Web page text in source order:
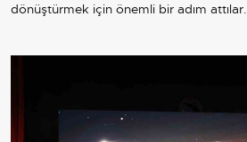
dönüştürmek için önemli bir adım attılar.